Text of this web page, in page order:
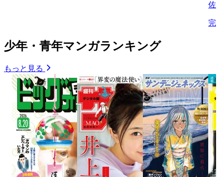
佐
完
少年・青年マンガランキング
もっと見る